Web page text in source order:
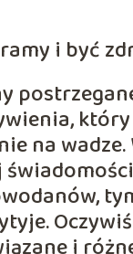
i być
na wadze.